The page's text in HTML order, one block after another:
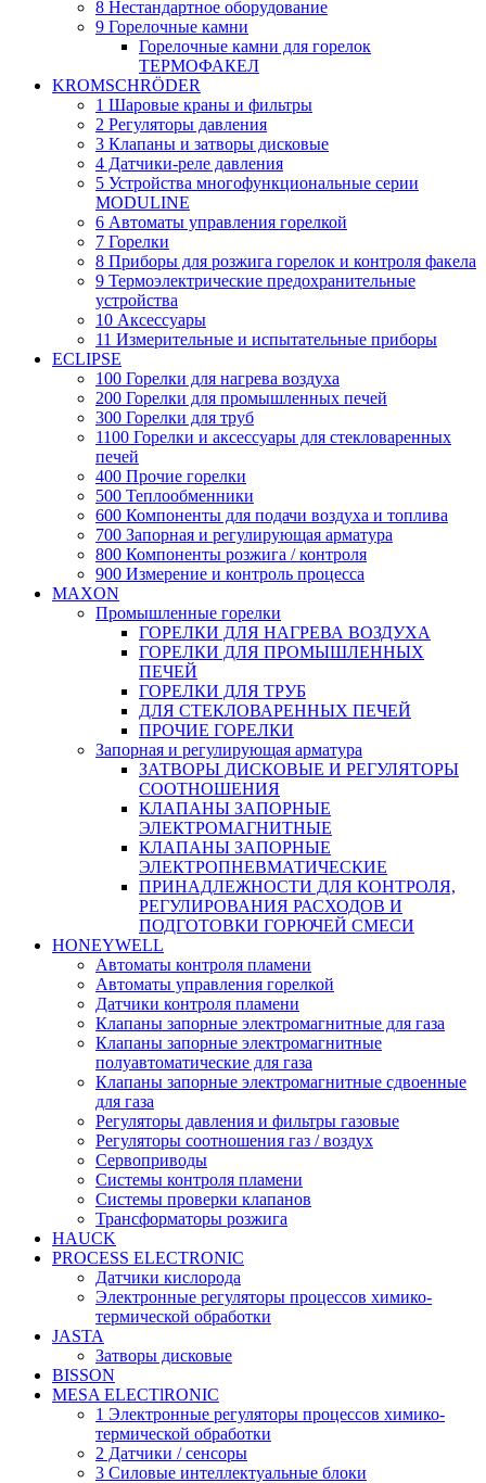
8 Нестандартное оборудование
9 Горелочные камни
Горелочные камни для горелок
ТЕРМОФАКЕЛ
KROMSCHRÖDER
1 Шаровые краны и фильтры
2 Регуляторы давления
3 Клапаны и затворы дисковые
4 Датчики-реле давления
5 Устройства многофункциональные серии
MODULINE
6 Автоматы управления горелкой
7 Горелки
8 Приборы для розжига горелок и контроля факела
9 Термоэлектрические предохранительные
устройства
10 Аксессуары
11 Измерительные и испытательные приборы
ECLIPSE
100 Горелки для нагрева воздуха
200 Горелки для промышленных печей
300 Горелки для труб
1100 Горелки и аксессуары для стекловаренных
печей
400 Прочие горелки
500 Теплообменники
600 Компоненты для подачи воздуха и топлива
700 Запорная и регулирующая арматура
800 Компоненты розжига / контроля
900 Измерение и контроль процесса
MAXON
Промышленные горелки
ГОРЕЛКИ ДЛЯ НАГРЕВА ВОЗДУХА
ГОРЕЛКИ ДЛЯ ПРОМЫШЛЕННЫХ
ПЕЧЕЙ
ГОРЕЛКИ ДЛЯ ТРУБ
ДЛЯ СТЕКЛОВАРЕННЫХ ПЕЧЕЙ
ПРОЧИЕ ГОРЕЛКИ
Запорная и регулирующая арматура
ЗАТВОРЫ ДИСКОВЫЕ И РЕГУЛЯТОРЫ
СООТНОШЕНИЯ
КЛАПАНЫ ЗАПОРНЫЕ
ЭЛЕКТРОМАГНИТНЫЕ
КЛАПАНЫ ЗАПОРНЫЕ
ЭЛЕКТРОПНЕВМАТИЧЕСКИЕ
ПРИНАДЛЕЖНОСТИ ДЛЯ КОНТРОЛЯ,
РЕГУЛИРОВАНИЯ РАСХОДОВ И
ПОДГОТОВКИ ГОРЮЧЕЙ СМЕСИ
HONEYWELL
Автоматы контроля пламени
Автоматы управления горелкой
Датчики контроля пламени
Клапаны запорные электромагнитные для газа
Клапаны запорные электромагнитные
полуавтоматические для газа
Клапаны запорные электромагнитные сдвоенные
для газа
Регуляторы давления и фильтры газовые
Регуляторы соотношения газ / воздух
Сервоприводы
Системы контроля пламени
Системы проверки клапанов
Трансформаторы розжига
HAUCK
PROCESS ELECTRONIC
Датчики кислорода
Электронные регуляторы процессов химико-
термической обработки
JASTA
Затворы дисковые
BISSON
MESA ELECTlRONIC
1 Электронные регуляторы процессов химико-
термической обработки
2 Датчики / сенсоры
3 Силовые интеллектуальные блоки